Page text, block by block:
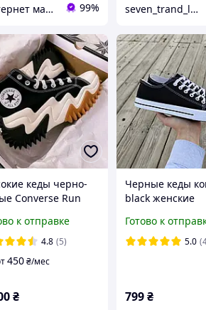
Интернет магазин одежды и обуви " Rare " 99% seven_trand_look
кеды черно-
Converse Run
36-41
к отправке
4.8 (5)
450₴/мес
₴
Черные кеды
black женские
тканевые
текстиль
Готово к
5.0
799 ₴